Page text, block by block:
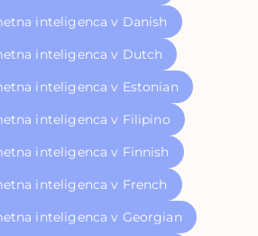
inteligenca v Danish
inteligenca v Dutch
inteligenca v Estonian
inteligenca v Filipino
inteligenca v Finnish
inteligenca v French
inteligenca v Georgian